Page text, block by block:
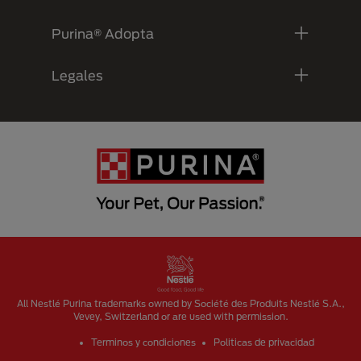
Purina® Adopta
Legales
All Nestlé Purina trademarks owned by Société des Produits Nestlé S.A.,
Vevey, Switzerland or are used with permission.
Terminos y condiciones Politicas de privacidad